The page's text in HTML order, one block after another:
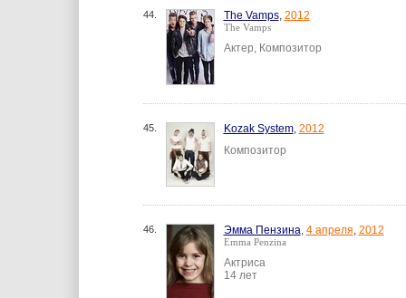
44. The Vamps, 2012
The Vamps
Актер, Композитор
45. Kozak System, 2012
Композитор
46. Эмма Пензина, 4 апреля, 2012
Emma Penzina
Актриса
14 лет